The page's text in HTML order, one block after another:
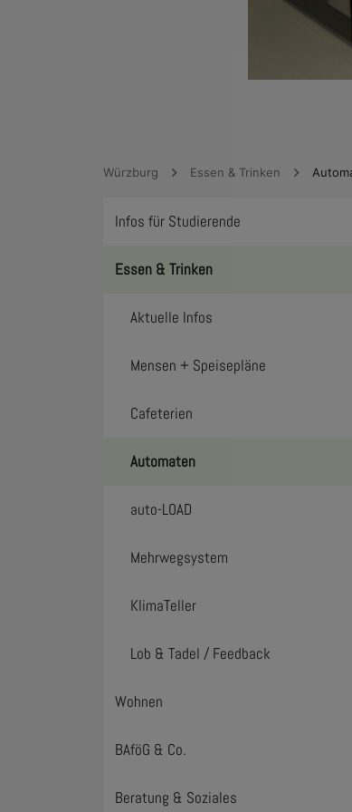
Würzburg Essen & Trinken
Infos für Studierende
Essen & Trinken
Aktuelle Infos
Mensen + Speisepläne
Cafeterien
Automaten
auto-LOAD
Mehrwegsystem
KlimaTeller
Lob & Tadel / Feedback
Wohnen
BAföG & Co.
Beratung & Soziales